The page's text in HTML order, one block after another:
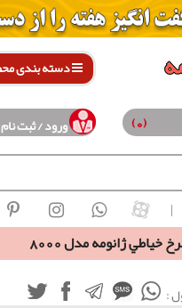
دسته بندی
(0) ورود / ثبت نام
|
خياطي ژانومه مدل 8000
: